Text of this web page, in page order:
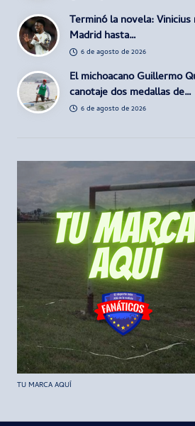
Terminó la novela:
Madrid hasta…
6 de agosto de 2026
El michoacano Guillermo
canotaje dos medallas de…
6 de agosto de 2026
TU MARCA AQUÍ